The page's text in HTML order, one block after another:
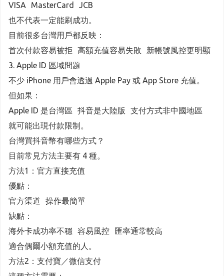
VISA MasterCard JCB
也不代表一定能刷成功。
目前很多台灣用戶都反映：
首次付款容易被拒 高額充值容易失敗 新帳號風控更明顯
3. Apple ID 區域問題
不少 iPhone 用戶會透過 Apple Pay 或 App Store 充值。
但如果：
Apple ID 是台灣區 抖音是大陸版 支付方式非中國地區
就可能出現付款限制。
台灣買抖音幣有哪些方式？
目前常見方法主要有 4 種。
方法1：官方直接充值
優點：
官方渠道 操作最簡單
缺點：
海外卡成功率不穩 容易風控 匯率通常較高
適合偶爾小額充值的人。
方法2：支付寶／微信支付